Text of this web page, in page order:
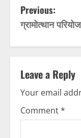
P
o
s
t
n
a
Previous:
ग्रामोत्थान
Leave a Reply
Your email
Comment*